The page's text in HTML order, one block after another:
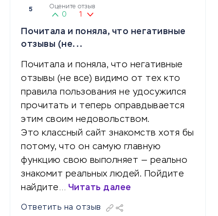
5 Оцените отзыв
0 1
Почитала и поняла, что негативные
отзывы (не...
Почитала и поняла, что негативные
отзывы (не все) видимо от тех кто
правила пользования не удосужился
прочитать и теперь оправдывается
этим своим недовольством.
Это классный сайт знакомств хотя бы
потому, что он самую главную
функцию свою выполняет — реально
знакомит реальных людей. Пойдите
найдите… Читать далее
Ответить на отзыв